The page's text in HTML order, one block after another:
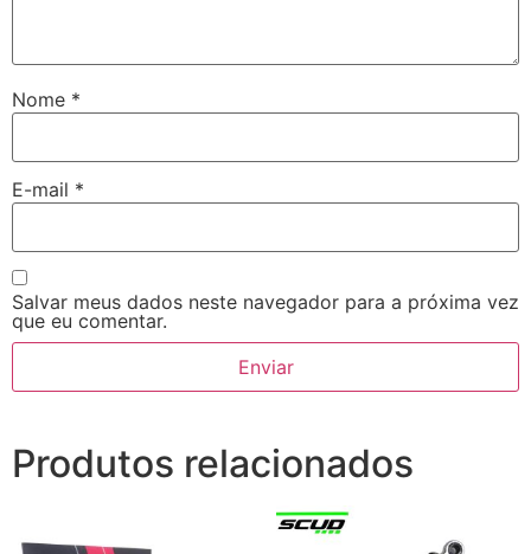
Nome *
E-mail *
Salvar meus dados neste navegador para a próxima vez
que eu comentar.
Produtos relacionados